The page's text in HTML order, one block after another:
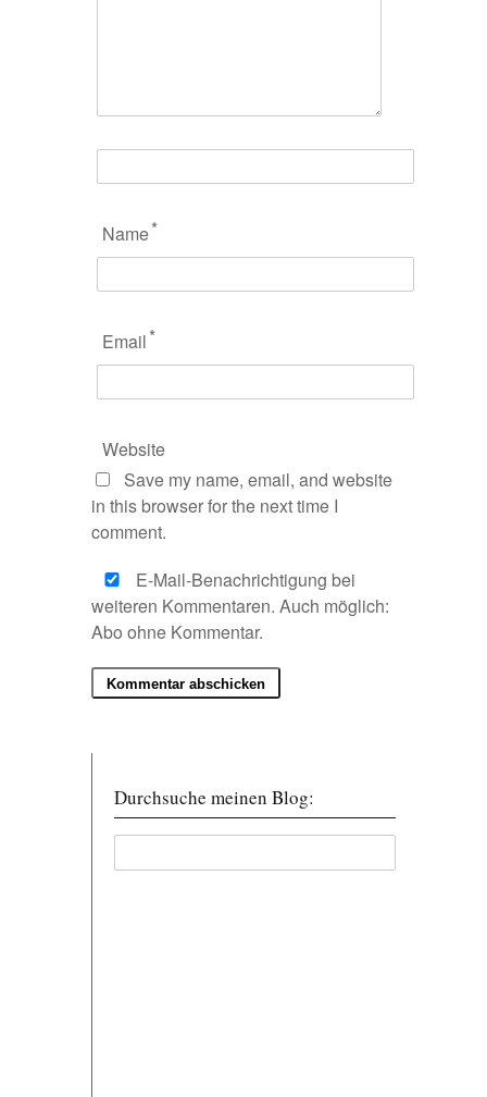
Name*
Email*
Website
Save my name, email, and website
in this browser for the next time I
comment.
E-Mail-Benachrichtigung bei
weiteren Kommentaren. Auch möglich:
Abo ohne Kommentar.
Durchsuche meinen Blog: